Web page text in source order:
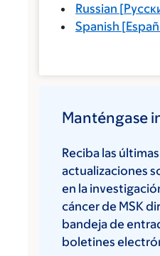
Russian [
Spanish [
Manténgase
Reciba las
actualizaciones
en la
cáncer de MSK
bandeja de
boletines